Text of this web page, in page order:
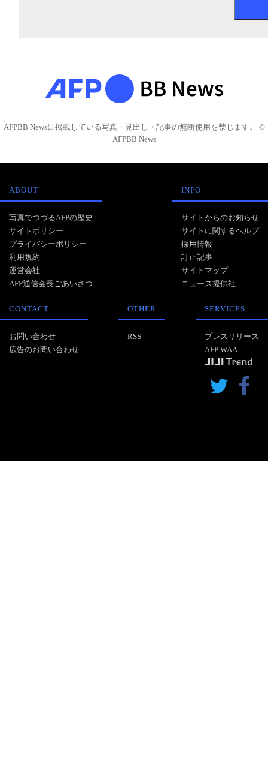
AFPBB Newsに掲載している写真・見出し・記事の無断使用を禁じます。 ©
AFPBB News
ABOUT
写真でつづるAFPの歴史
サイトポリシー
プライバシーポリシー
利用規約
運営会社
AFP通信会長ごあいさつ
INFO
サイトからのお知らせ
サイトに関するヘルプ
採用情報
訂正記事
サイトマップ
ニュース提供社
CONTACT
お問い合わせ
広告のお問い合わせ
OTHER
RSS
SERVICES
プレスリリース
AFP WAA